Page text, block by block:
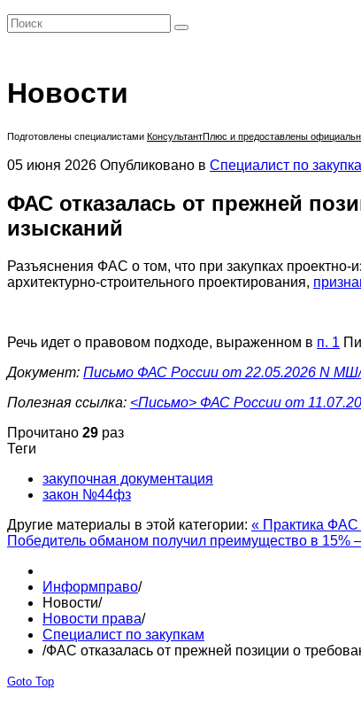
Новости
Подготовлены специалистами КонсультантПлюс и предоставлены
05 июня 2026 Опубликовано в Специалист по
ФАС отказалась от прежней
изысканий
Разъяснения ФАС о том, что при закупках проектно-
архитектурно-строительного проектирования,
Речь идет о правовом подходе, выраженном в п. 1
Документ: Письмо ФАС России от 22.05.2026 N
Полезная ссылка: <Письмо> ФАС России от
Прочитано 29 раз
Теги
закупочная документация
закон №44фз
Другие материалы в этой категории: « Практика ФАС
Победитель обманом получил преимущество в 15%
Информправо/
Новости/
Новости права/
Специалист по закупкам
/ФАС отказалась от прежней позиции о
Goto Top